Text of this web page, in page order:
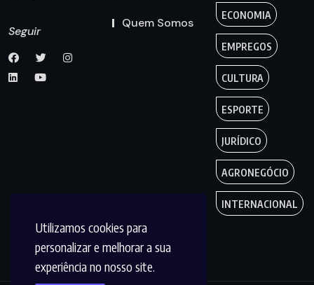
Utilizamos cookies para
personalizar e melhorar a sua
experiência no nosso site.
Seguir
Quem Somos
ECONOMIA
EMPREGOS
CULTURA
ESPORTE
JURÍDICO
AGRONEGÓCIO
INTERNACIONAL